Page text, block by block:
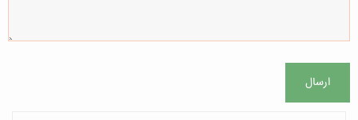
ارسال